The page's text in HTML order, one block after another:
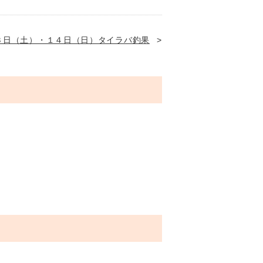
日（土）・１４日（日）タイラバ釣果